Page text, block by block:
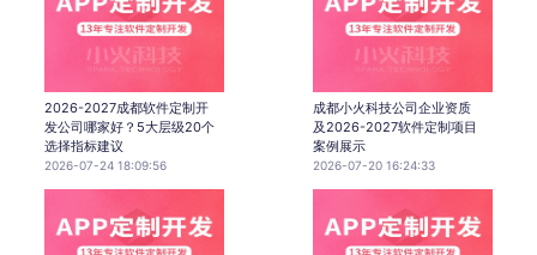
2026-2027成都软件定制开
发公司哪家好？5大层级20个
选择指标建议
2026-07-24 18:09:56
成都小火科技公司企业资质
及2026-2027软件定制项目
案例展示
2026-07-20 16:24:33